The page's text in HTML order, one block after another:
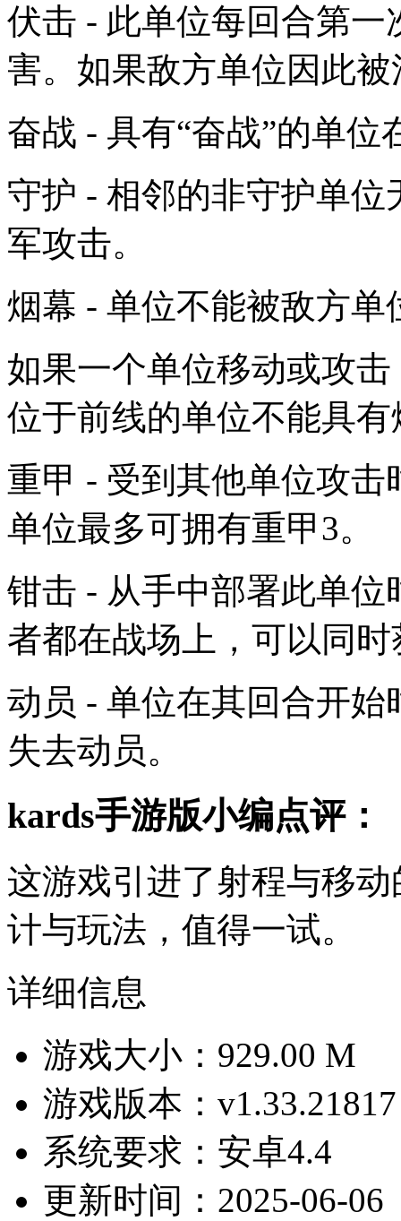
伏击 - 此单位每回合第
害。如果敌方单位因此
奋战 - 具有“奋战”的单
守护 - 相邻的非守护单
军攻击。
烟幕 - 单位不能被敌方单
如果一个单位移动或攻
位于前线的单位不能具有
重甲 - 受到其他单位攻
单位最多可拥有重甲3。
钳击 - 从手中部署此单
者都在战场上，可以同
动员 - 单位在其回合开始
失去动员。
kards手游版小编点评：
这游戏引进了射程与移
计与玩法，值得一试。
详细信息
游戏大小：929.00 M
游戏版本：v1.33.21817
系统要求：安卓4.4
更新时间：2025-06-06